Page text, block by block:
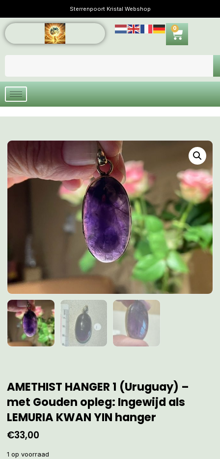
Sterrenpoort Kristal Webshop
0
AMETHIST HANGER 1 (Uruguay) –
met Gouden opleg: Ingewijd als
LEMURIA KWAN YIN hanger
€33,00
1 op voorraad